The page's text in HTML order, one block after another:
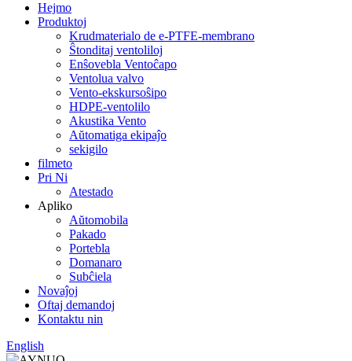
Hejmo
Produktoj
Krudmaterialo de e-PTFE-membrano
Ŝtonditaj ventoliloj
Enŝovebla Ventoĉapo
Ventolua valvo
Vento-ekskursoŝipo
HDPE-ventolilo
Akustika Vento
Aŭtomatiga ekipaĵo
sekigilo
filmeto
Pri Ni
Atestado
Apliko
Aŭtomobila
Pakado
Portebla
Domanaro
Subĉiela
Novaĵoj
Oftaj demandoj
Kontaktu nin
English